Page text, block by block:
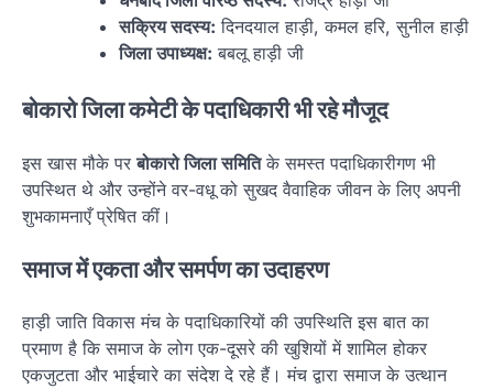
सक्रिय सदस्य: दिनदयाल हाड़ी, कमल हरि, सुनील हाड़ी
जिला उपाध्यक्ष: बबलू हाड़ी जी
बोकारो जिला कमेटी के पदाधिकारी भी रहे मौजूद
इस खास मौके परबोकारो जिला समितिके समस्त पदाधिकारीगण भी
उपस्थित थे और उन्होंने वर-वधू को सुखद वैवाहिक जीवन के लिए अपनी
शुभकामनाएँ प्रेषित कीं।
समाज में एकता और समर्पण का उदाहरण
हाड़ी जाति विकास मंच के पदाधिकारियों की उपस्थिति इस बात का
प्रमाण है कि समाज के लोग एक-दूसरे की खुशियों में शामिल होकर
एकजुटता और भाईचारे का संदेश दे रहे हैं। मंच द्वारा समाज के उत्थान